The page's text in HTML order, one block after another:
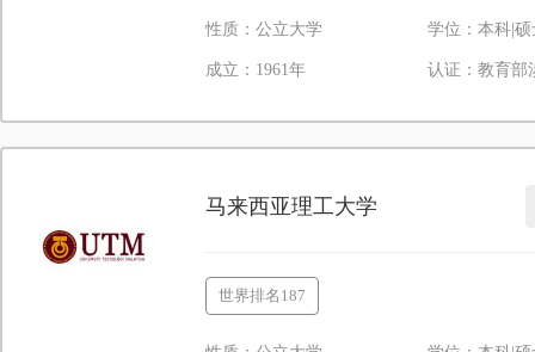
性质：公立大学 学位：本科|硕
成立：1961年 认证：教育部
马来西亚理工大学
世界排名187